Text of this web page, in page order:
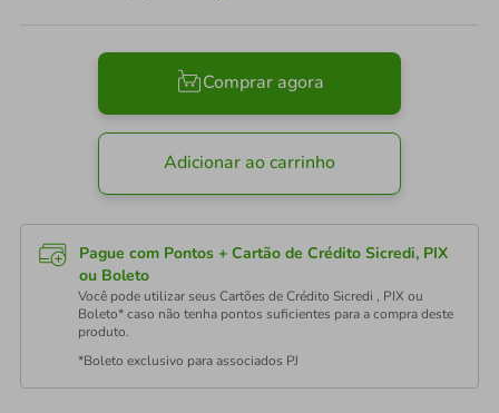
Comprar agora
Adicionar ao carrinho
Pague com Pontos + Cartão de Crédito Sicredi, PIX
ou Boleto
Você pode utilizar seus Cartões de Crédito Sicredi , PIX ou
Boleto* caso não tenha pontos suficientes para a compra deste
produto.
*Boleto exclusivo para associados PJ